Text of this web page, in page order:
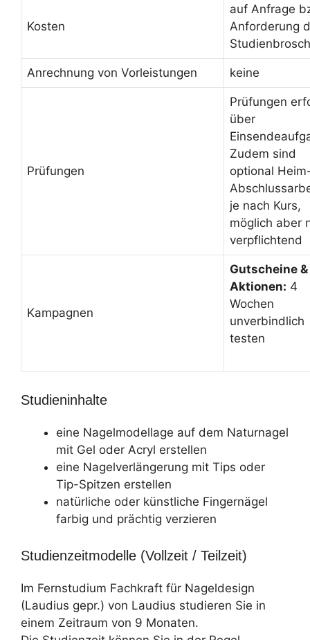
Kosten
auf Anfrage
Anforderung
Anrechnung von Vorleistungen keine
Prüfungen
Prüfungen
über
Zudem sind
optional
je nach Kurs,
möglich aber
verpflichtend
Kampagnen
Gutscheine &
Aktionen: 4
Wochen
unverbindlich
testen
Studieninhalte
eine Nagelmodellage auf dem Naturnagel
mit Gel oder Acryl erstellen
eine Nagelverlängerung mit Tips oder
Tip-Spitzen erstellen
natürliche oder künstliche Fingernägel
farbig und prächtig verzieren
Studienzeitmodelle (Vollzeit / Teilzeit)
Im Fernstudium Fachkraft für Nageldesign
(Laudius gepr.) von Laudius studieren Sie in
einem Zeitraum von 9 Monaten.